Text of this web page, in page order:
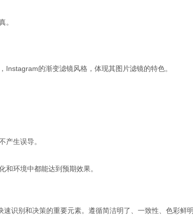
。
的渐变滤镜风格，体现其图片滤镜的特色。
产生误导。
环境中都能达到预期效果。
速识别和决策的重要元素。遵循简洁明了、一致性、色彩鲜